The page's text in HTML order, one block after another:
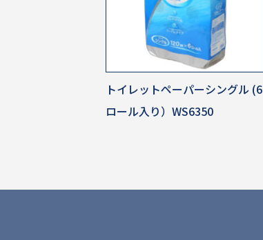
トイレットペーパーシングル (6
ロール入り）WS6350